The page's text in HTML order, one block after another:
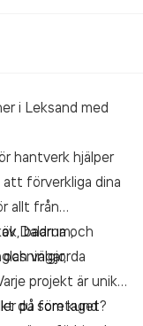
i Leksand med
hantverk hjälper
att förverkliga dina
allt från
badrum,
Dalarna och
välgjorda
projekt är unikt,
du som kund
på företaget?